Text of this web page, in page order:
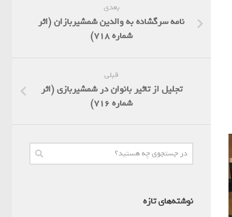
بعدی
نامه سرگشاده به والدین شمشیربازان (اثر
شماره 718)
قبلی
تجلیل از تاثیر بانوان در شمشیربازی (اثر
شماره 716)
نوشته‌های تازه